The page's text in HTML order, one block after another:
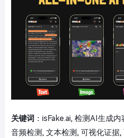
关键词 ：isFake.ai, 检测AI生成
音频检测, 文本检测, 可视化证据